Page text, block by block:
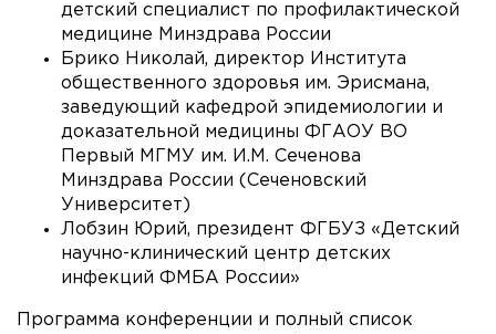
детский специалист по профилактической
медицине Минздрава России
Брико Николай, директор Института
общественного здоровья им. Эрисмана,
заведующий кафедрой эпидемиологии и
доказательной медицины ФГАОУ ВО
Первый МГМУ им. И.М. Сеченова
Минздрава России (Сеченовский
Университет)
Лобзин Юрий, президент ФГБУЗ «Детский
научно-клинический центр детских
инфекций ФМБА России»
Программа конференции и полный список